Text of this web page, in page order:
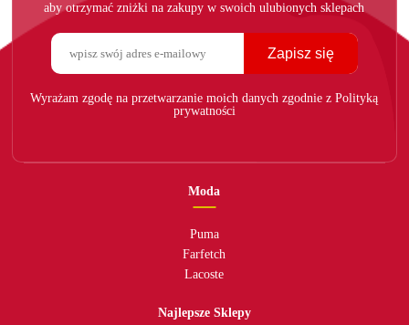
aby otrzymać zniżki na zakupy w swoich ulubionych sklepach
Zapisz się
Wyrażam zgodę na przetwarzanie moich danych zgodnie z Polityką
prywatności
Moda
Puma
Farfetch
Lacoste
Najlepsze Sklepy